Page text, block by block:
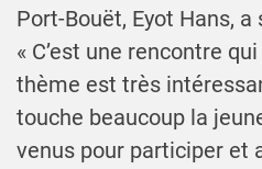
Port-Bouët, Eyot Hans,
« C’est une rencontre
thème est très
touche beaucoup la
venus pour participer et